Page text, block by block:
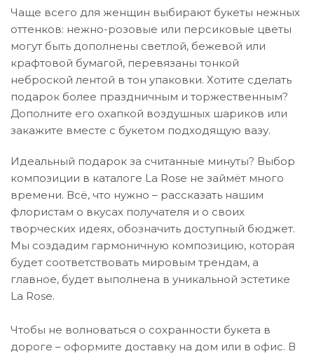
Чаще всего для женщин выбирают букеты нежных
оттенков: нежно-розовые или персиковые цветы
могут быть дополнены светлой, бежевой или
крафтовой бумагой, перевязаны тонкой
неброской лентой в тон упаковки. Хотите сделать
подарок более праздничным и торжественным?
Дополните его охапкой воздушных шариков или
закажите вместе с букетом подходящую вазу.
Идеальный подарок за считанные минуты? Выбор
композиции в каталоге La Rose не займёт много
времени. Всё, что нужно – рассказать нашим
флористам о вкусах получателя и о своих
творческих идеях, обозначить доступный бюджет.
Мы создадим гармоничную композицию, которая
будет соответствовать мировым трендам, а
главное, будет выполнена в уникальной эстетике
La Rose.
Чтобы не волноваться о сохранности букета в
дороге – оформите доставку на дом или в офис. В